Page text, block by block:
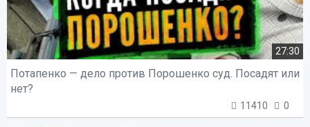
27:30
Потапенко — дело против Порошенко суд. Посадят или
нет?
11410 0